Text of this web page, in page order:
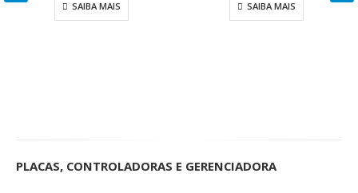
SAIBA MAIS SAIBA MAIS
PLACAS, CONTROLADORAS E GERENCIADORA